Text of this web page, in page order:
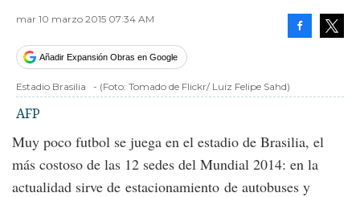
mar 10 marzo 2015 07:34 AM
Añadir Expansión Obras en Google
Estadio Brasilia - (Foto: Tomado de Flickr/ Luiz Felipe Sahd)
AFP
Muy poco futbol se juega en el estadio de Brasilia, el
más costoso de las 12 sedes del Mundial 2014: en la
actualidad sirve de estacionamiento de autobuses y